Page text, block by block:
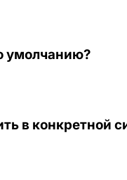
умолчанию?
в конкретной